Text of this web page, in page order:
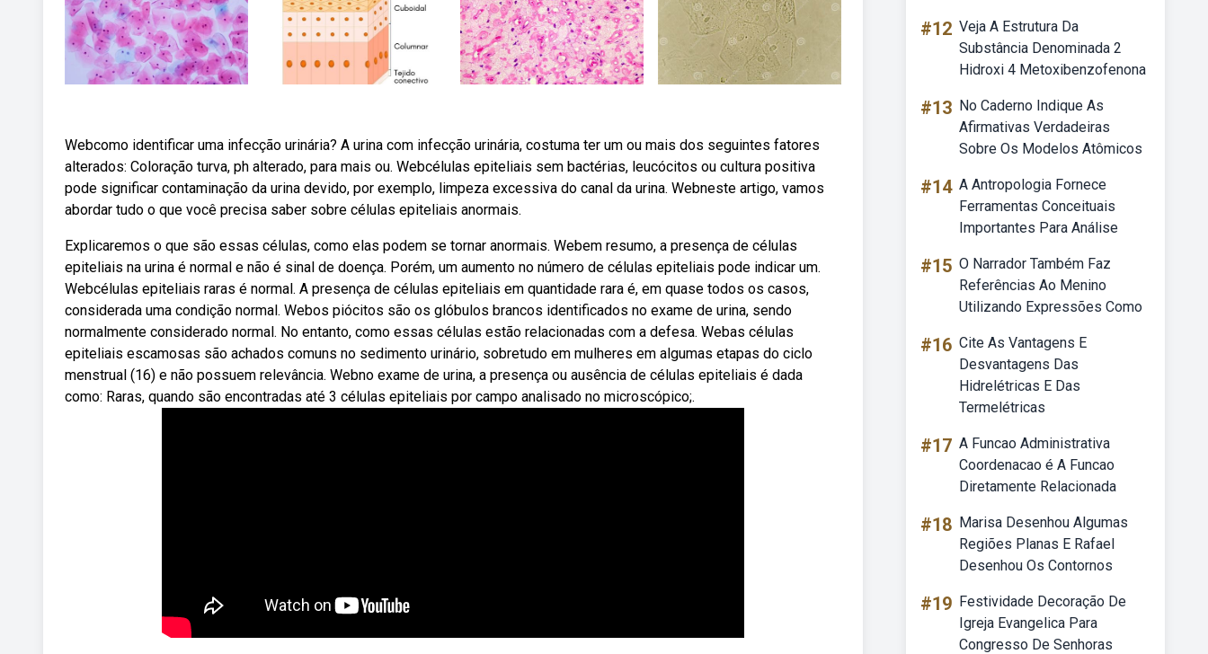
Webcomo identificar uma infecção urinária? A urina com infecção urinária, costuma ter um ou mais dos seguintes fatores
alterados: Coloração turva, ph alterado, para mais ou. Webcélulas epiteliais sem bactérias, leucócitos ou cultura positiva
pode significar contaminação da urina devido, por exemplo, limpeza excessiva do canal da urina. Webneste artigo, vamos
abordar tudo o que você precisa saber sobre células epiteliais anormais.
Explicaremos o que são essas células, como elas podem se tornar anormais. Webem resumo, a presença de células
epiteliais na urina é normal e não é sinal de doença. Porém, um aumento no número de células epiteliais pode indicar um.
Webcélulas epiteliais raras é normal. A presença de células epiteliais em quantidade rara é, em quase todos os casos,
considerada uma condição normal. Webos piócitos são os glóbulos brancos identificados no exame de urina, sendo
normalmente considerado normal. No entanto, como essas células estão relacionadas com a defesa. Webas células
epiteliais escamosas são achados comuns no sedimento urinário, sobretudo em mulheres em algumas etapas do ciclo
menstrual (16) e não possuem relevância. Webno exame de urina, a presença ou ausência de células epiteliais é dada
como: Raras, quando são encontradas até 3 células epiteliais por campo analisado no microscópico;.
#12 Veja A Estrutura Da
Substância Denominada 2
Hidroxi 4 Metoxibenzofenona
#13 No Caderno Indique As
Afirmativas Verdadeiras
Sobre Os Modelos Atômicos
#14 A Antropologia Fornece
Ferramentas Conceituais
Importantes Para Análise
#15 O Narrador Também Faz
Referências Ao Menino
Utilizando Expressões Como
#16 Cite As Vantagens E
Desvantagens Das
Hidrelétricas E Das
Termelétricas
#17 A Funcao Administrativa
Coordenacao é A Funcao
Diretamente Relacionada
#18 Marisa Desenhou Algumas
Regiões Planas E Rafael
Desenhou Os Contornos
#19 Festividade Decoração De
Igreja Evangelica Para
Congresso De Senhoras